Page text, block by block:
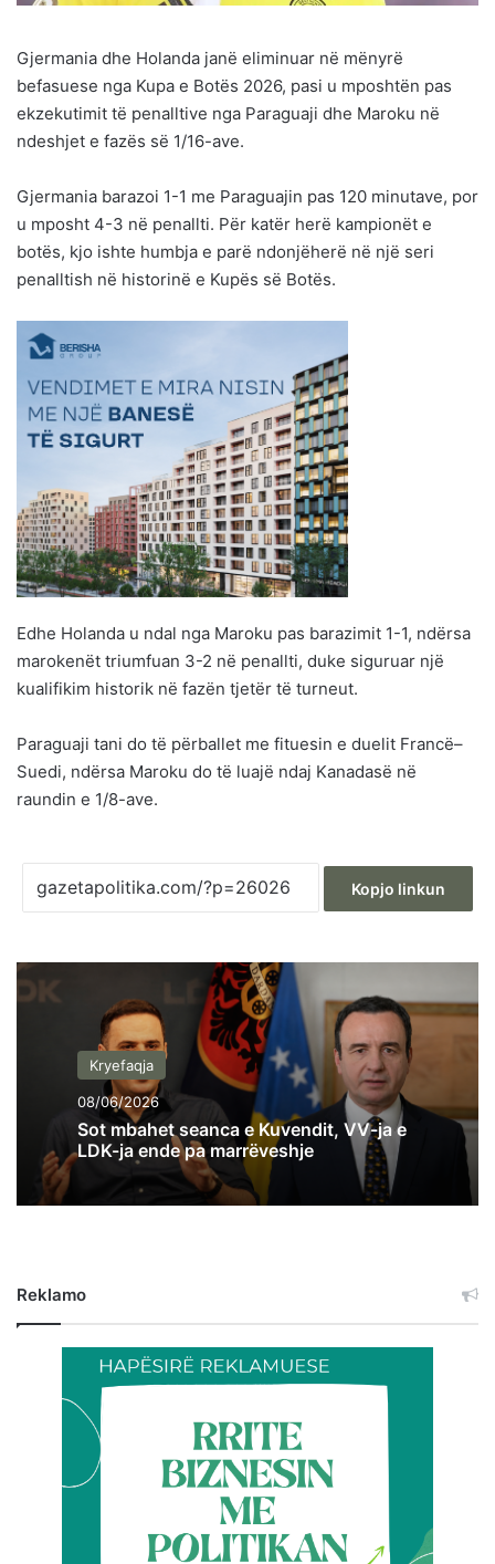
Gjermania dhe Holanda janë eliminuar në mënyrë
befasuese nga Kupa e Botës 2026, pasi u mposhtën pas
ekzekutimit të penalltive nga Paraguaji dhe Maroku në
ndeshjet e fazës së 1/16-ave.
Gjermania barazoi 1-1 me Paraguajin pas 120 minutave, por
u mposht 4-3 në penallti. Për katër herë kampionët e
botës, kjo ishte humbja e parë ndonjëherë në një seri
penalltish në historinë e Kupës së Botës.
Edhe Holanda u ndal nga Maroku pas barazimit 1-1, ndërsa
marokenët triumfuan 3-2 në penallti, duke siguruar një
kualifikim historik në fazën tjetër të turneut.
Paraguaji tani do të përballet me fituesin e duelit Francë–
Suedi, ndërsa Maroku do të luajë ndaj Kanadasë në
raundin e 1/8-ave.
Kopjo linkun
Kryefaqja
08/06/2026
Sot mbahet seanca e Kuvendit, VV-ja e
LDK-ja ende pa marrëveshje
Reklamo